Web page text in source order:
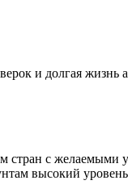
и долгая жизнь
с желаемыми
высокий